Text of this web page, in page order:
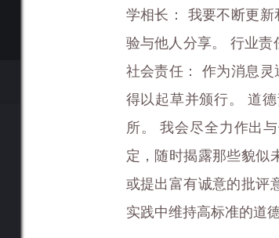
学相长： 我要不断更
验与他人分享。 行业责
社会责任： 作为消息
得以起草并颁行。 道
所。 我会尽全力作出
定，随时揭露那些貌似
或提出富有诚意的批评
实践中维持高标准的道